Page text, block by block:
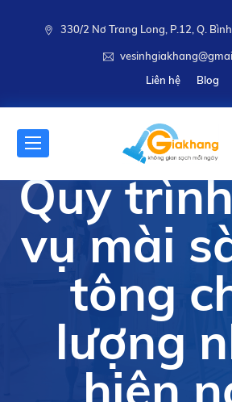
330/2 Nơ Trang Long, P.12, Q.
Liên hệ
Blog
Quy
vụ mài
tông
lượng
hiện